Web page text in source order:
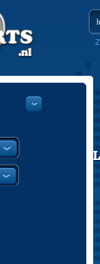
POLISH